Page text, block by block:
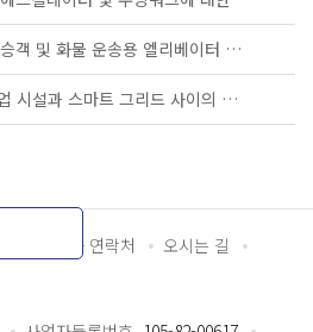
KS B ISO/TS 8100-21 - 승객 및 화물 운송용 엘리베이터 —제21부: 세계공통 필수안전요건(GESRs)을 충족하는 세계공통 안전 파라미터(GSPs)
KS C IEC TS 62872 - 산업 시설과 스마트 그리드 사이의 산업 공정 측정, 제어 및 자동화 시스템 인터페이스
담당자 연락처
오시는 길